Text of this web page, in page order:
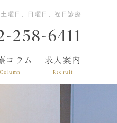
曜日、日曜日、祝日診療
258-6411
コラム
Column
求人案内
Recruit